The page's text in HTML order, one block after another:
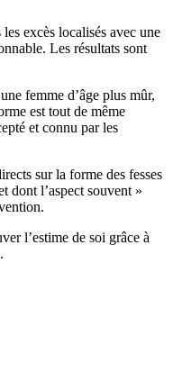
excès localisés avec une
Les résultats sont
femme d’âge plus mûr,
est tout de même
et connu par les
sur la forme des fesses
dont l’aspect souvent »
l’estime de soi grâce à